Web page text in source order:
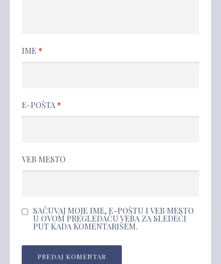
IME *
E-POŠTA *
VEB MESTO
SAČUVAJ MOJE IME, E-POŠTU I VEB MESTO
U OVOM PREGLEDAČU VEBA ZA SLEDEĆI
PUT KADA KOMENTARIŠEM.